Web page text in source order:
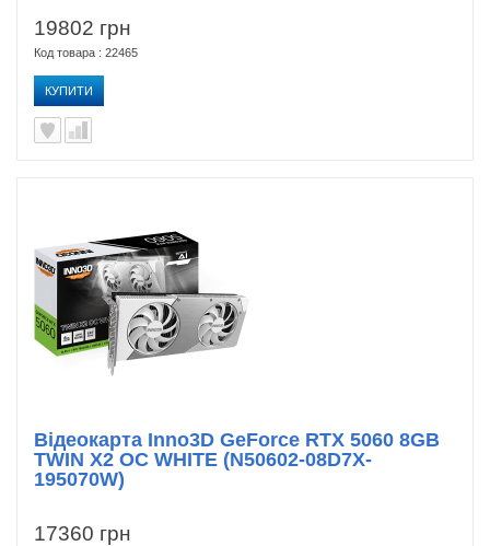
19802 грн
Код товара : 22465
КУПИТИ
17360 грн
Відеокарта Inno3D GeForce RTX 5060 8GB
TWIN X2 OC WHITE (N50602-08D7X-
195070W)